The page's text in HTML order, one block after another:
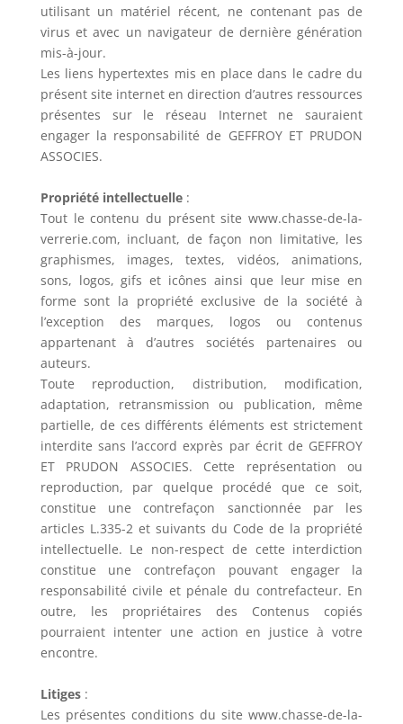
utilisant un matériel récent, ne contenant pas de
virus et avec un navigateur de dernière génération
mis-à-jour.
Les liens hypertextes mis en place dans le cadre du
présent site internet en direction d’autres ressources
présentes sur le réseau Internet ne sauraient
engager la responsabilité de GEFFROY ET PRUDON
ASSOCIES.
Propriété intellectuelle:
Tout le contenu du présent site www.chasse-de-la-
verrerie.com, incluant, de façon non limitative, les
graphismes, images, textes, vidéos, animations,
sons, logos, gifs et icônes ainsi que leur mise en
forme sont la propriété exclusive de la société à
l’exception des marques, logos ou contenus
appartenant à d’autres sociétés partenaires ou
auteurs.
Toute reproduction, distribution, modification,
adaptation, retransmission ou publication, même
partielle, de ces différents éléments est strictement
interdite sans l’accord exprès par écrit de GEFFROY
ET PRUDON ASSOCIES. Cette représentation ou
reproduction, par quelque procédé que ce soit,
constitue une contrefaçon sanctionnée par les
articles L.335-2 et suivants du Code de la propriété
intellectuelle. Le non-respect de cette interdiction
constitue une contrefaçon pouvant engager la
responsabilité civile et pénale du contrefacteur. En
outre, les propriétaires des Contenus copiés
pourraient intenter une action en justice à votre
encontre.
Litiges:
Les présentes conditions du site www.chasse-de-la-